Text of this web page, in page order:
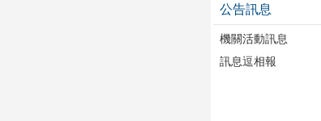
公告訊息
機關活動訊息
訊息逗相報